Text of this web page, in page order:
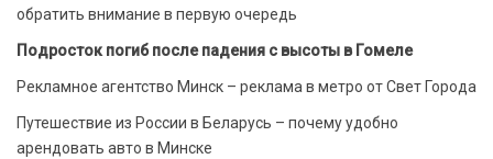
обратить внимание в первую очередь
Подросток погиб после падения с высоты в Гомеле
Рекламное агентство Минск – реклама в метро от Свет Города
Путешествие из России в Беларусь – почему удобно
арендовать авто в Минске